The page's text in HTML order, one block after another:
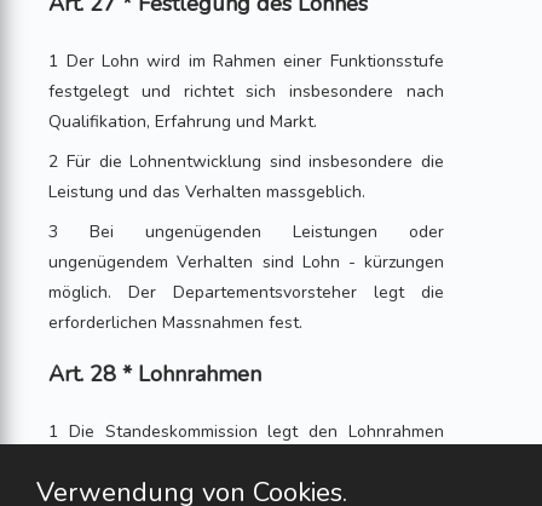
1 Der Lohn wird im Rahmen einer Funktionsstufe
festgelegt und richtet sich insbesondere nach
Qualifikation, Erfahrung und Markt.
2 Für die Lohnentwicklung sind insbesondere die
Leistung und das Verhalten massgeblich.
3 Bei ungenügenden Leistungen oder
ungenügendem Verhalten sind Lohn - kürzungen
möglich. Der Departementsvorsteher legt die
erforderlichen Massnahmen fest.
Art. 28 * Lohnrahmen
1 Die Standeskommission legt den Lohnrahmen
Verwendung von Cookies.